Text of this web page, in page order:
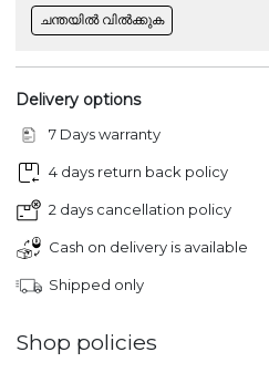
ചന്തയിൽ വിൽക്കുക
Delivery options
7 Days warranty
4 days return back policy
2 days cancellation policy
Cash on delivery is available
Shipped only
Shop policies